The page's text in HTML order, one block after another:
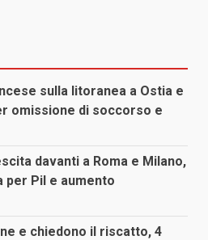
sulla litoranea a Ostia e
omissione di soccorso e
davanti a Roma e Milano,
per Pil e aumento
e chiedono il riscatto, 4